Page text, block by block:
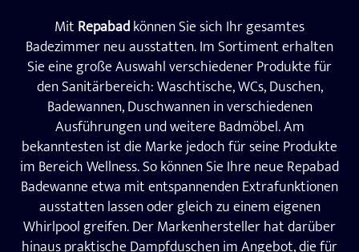
Mit Repabadkönnen Sie sich Ihr gesamtes
Badezimmer neu ausstatten. Im Sortiment erhalten
Sie eine große Auswahl verschiedener Produkte für
den Sanitärbereich: Waschtische, WCs, Duschen,
Badewannen, Duschwannen in verschiedenen
Ausführungen und weitere Badmöbel. Am
bekanntesten ist die Marke jedoch für seine Produkte
im Bereich Wellness. So können Sie Ihre neue Repabad
Badewanne etwa mit entspannenden Extrafunktionen
ausstatten lassen oder gleich zu einem eigenen
Whirlpool greifen. Der Markenhersteller hat darüber